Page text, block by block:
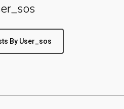
By User_sos